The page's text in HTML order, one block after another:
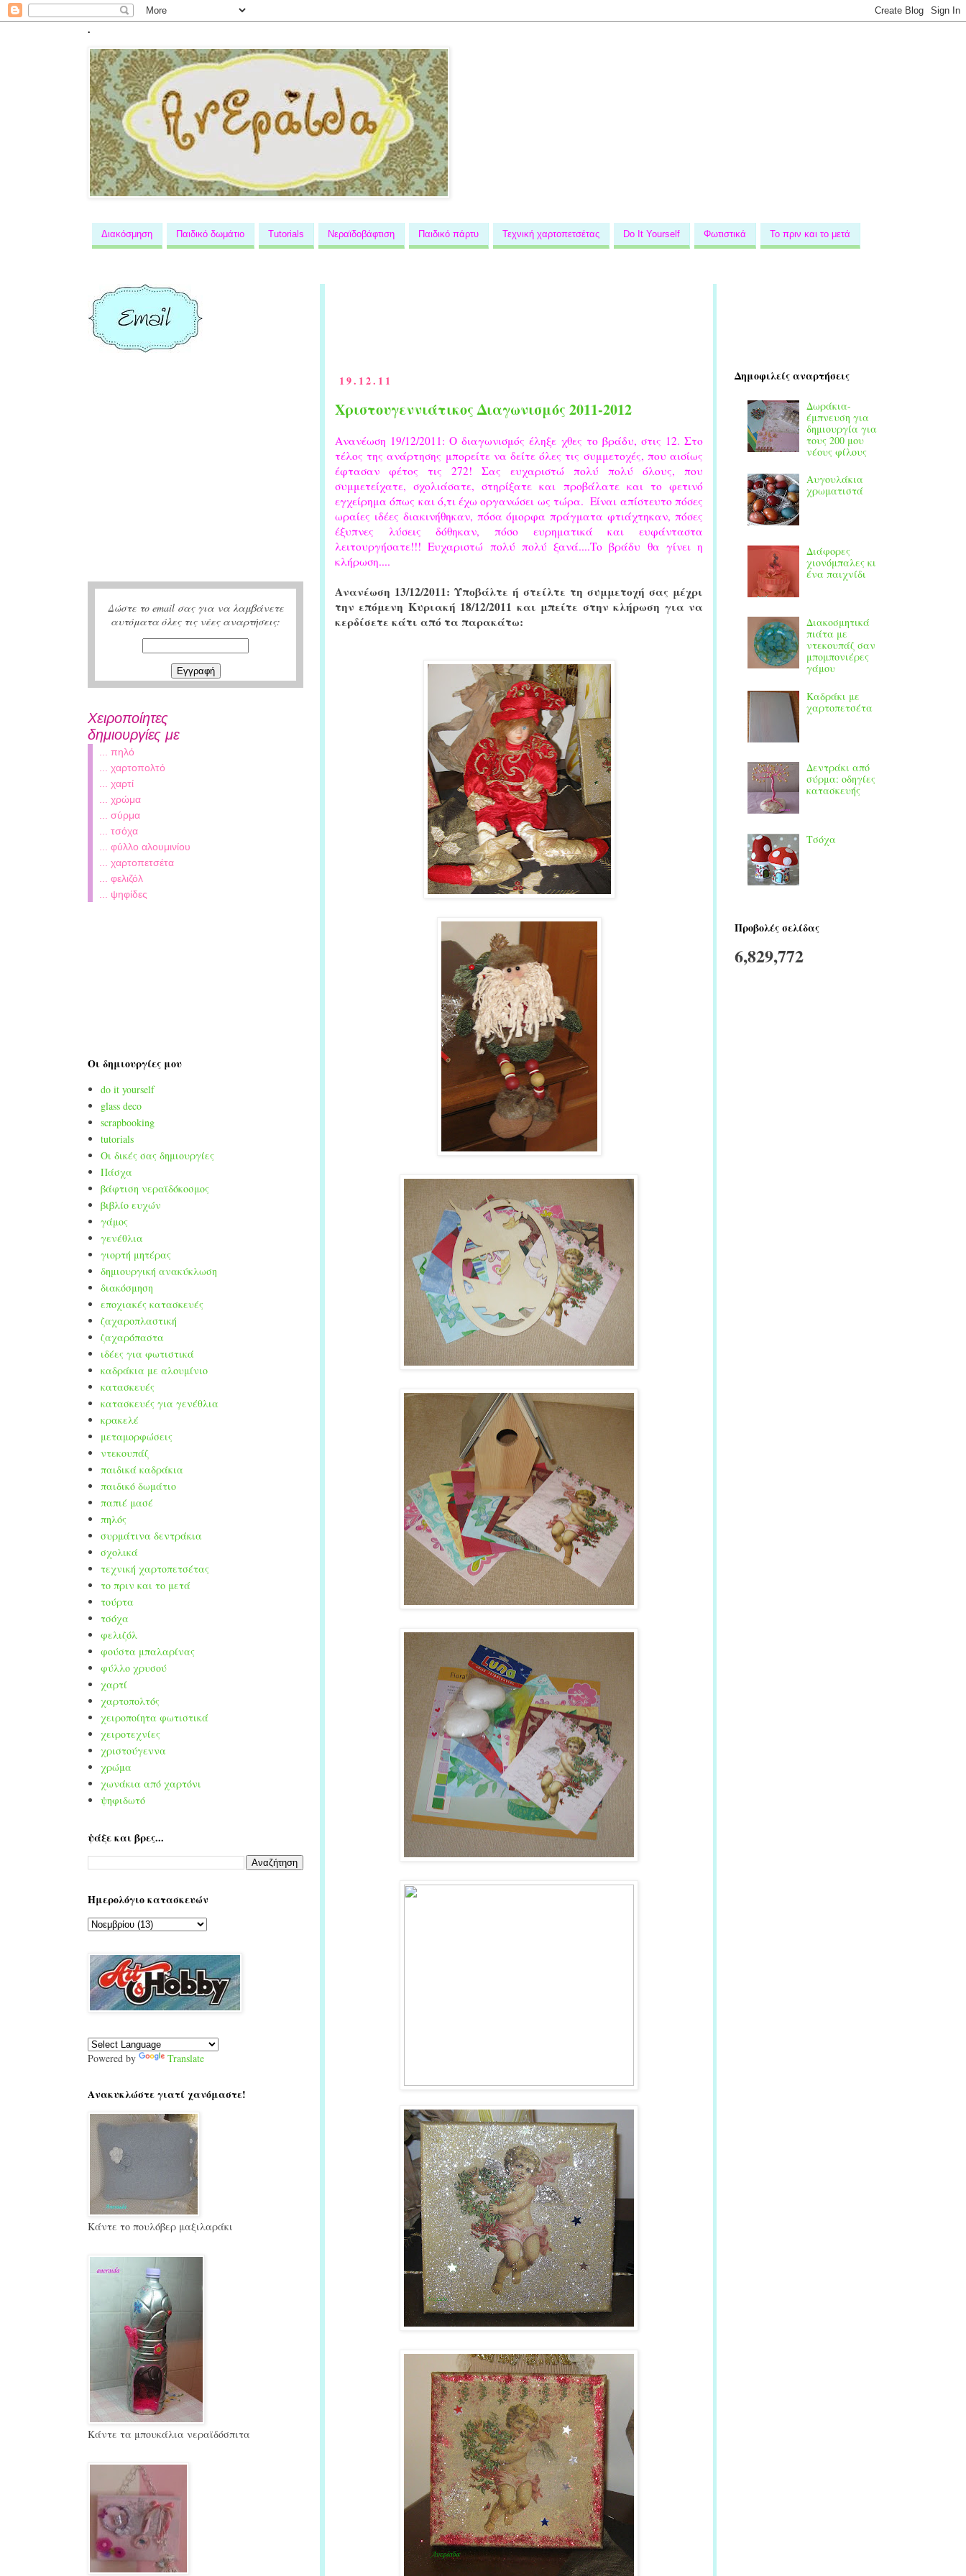
.
Διακόσμηση Παιδικό δωμάτιο Tutorials Νεραϊδοβάφτιση Παιδικό πάρτυ Τεχνική χαρτοπετσέτας Dο It Yourself Φωτιστικά Το πριν και το μετά
19.12.11
Χριστουγεννιάτικος Διαγωνισμός 2011-2012
Ανανέωση 19/12/2011: Ο διαγωνισμός έληξε χθες το βράδυ, στις 12. Στο
τέλος της ανάρτησης μπορείτε να δείτε όλες τις συμμετοχές, που αισίως
έφτασαν φέτος τις 272! Σας ευχαριστώ πολύ πολύ όλους, που
συμμετείχατε, σχολιάσατε, στηρίξατε και προβάλατε και το φετινό
εγχείρημα όπως και ό,τι έχω οργανώσει ως τώρα. Είναι απίστευτο πόσες
ωραίες ιδέες διακινήθηκαν, πόσα όμορφα πράγματα φτιάχτηκαν, πόσες
έξυπνες λύσεις δόθηκαν, πόσο ευρηματικά και ευφάνταστα
λειτουργήσατε!!! Ευχαριστώ πολύ πολύ ξανά....Το βράδυ θα γίνει η
κλήρωση....
Ανανέωση 13/12/2011: Υποβάλτε ή στείλτε τη συμμετοχή σας μέχρι
την επόμενη Κυριακή 18/12/2011 και μπείτε στην κλήρωση για να
κερδίσετε κάτι από τα παρακάτω:
Δώστε το email σας για να λαμβάνετε
αυτόματα όλες τις νέες αναρτήσεις:
Χειροποίητες
δημιουργίες με
... πηλό
... χαρτοπολτό
... χαρτί
... χρώμα
... σύρμα
... τσόχα
... φύλλο αλουμινίου
... χαρτοπετσέτα
... φελιζόλ
... ψηφίδες
Οι δημιουργίες μου
do it yourself
glass deco
scrapbooking
tutorials
Οι δικές σας δημιουργίες
Πάσχα
βάφτιση νεραϊδόκοσμος
βιβλίο ευχών
γάμος
γενέθλια
γιορτή μητέρας
δημιουργική ανακύκλωση
διακόσμηση
εποχιακές κατασκευές
ζαχαροπλαστική
ζαχαρόπαστα
ιδέες για φωτιστικά
καδράκια με αλουμίνιο
κατασκευές
κατασκευές για γενέθλια
κρακελέ
μεταμορφώσεις
ντεκουπάζ
παιδικά καδράκια
παιδικό δωμάτιο
παπιέ μασέ
πηλός
συρμάτινα δεντράκια
σχολικά
τεχνική χαρτοπετσέτας
το πριν και το μετά
τούρτα
τσόχα
φελιζόλ
φούστα μπαλαρίνας
φύλλο χρυσού
χαρτί
χαρτοπολτός
χειροποίητα φωτιστικά
χειροτεχνίες
χριστούγεννα
χρώμα
χωνάκια από χαρτόνι
ψηφιδωτό
ψάξε και βρες...
Ημερολόγιο κατασκευών
Powered by Translate
Ανακυκλώστε γιατί χανόμαστε!
Κάντε το πουλόβερ μαξιλαράκι
Κάντε τα μπουκάλια νεραϊδόσπιτα
Δημοφιλείς αναρτήσεις
Δωράκια-
έμπνευση για
δημιουργία για
τους 200 μου
νέους φίλους
Αυγουλάκια
χρωματιστά
Διάφορες
χιονόμπαλες κι
ένα παιχνίδι
Διακοσμητικά
πιάτα με
ντεκουπάζ σαν
μπομπονιέρες
γάμου
Καδράκι με
χαρτοπετσέτα
Δεντράκι από
σύρμα: οδηγίες
κατασκευής
Τσόχα
Προβολές σελίδας
6,829,772